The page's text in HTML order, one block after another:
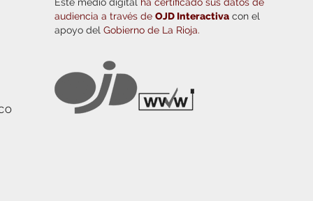
audiencia a través deOJD Interactiva con el
apoyo delGobierno de La Rioja.